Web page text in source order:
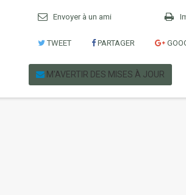
Envoyer à un ami
TWEET PARTAGER
M'AVERTIR DES MISES À JOUR